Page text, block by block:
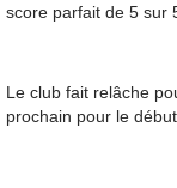
score parfait de 5 sur
Le club fait relâche
prochain pour le